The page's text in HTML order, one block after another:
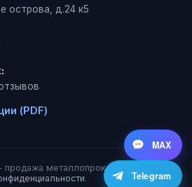
острова, д.24 к5
(PDF)
металлопроката в Санкт-
.
MAX
Telegram